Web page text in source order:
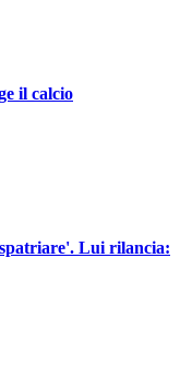
il calcio
Lui rilancia: